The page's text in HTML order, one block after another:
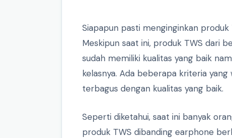
Siapapun pasti menginginkan
Meskipun saat ini, produk TWS dari
sudah memiliki kualitas yang baik
kelasnya. Ada beberapa kriteria
terbagus dengan kualitas yang baik.
Seperti diketahui, saat ini banyak
produk TWS dibanding earphone